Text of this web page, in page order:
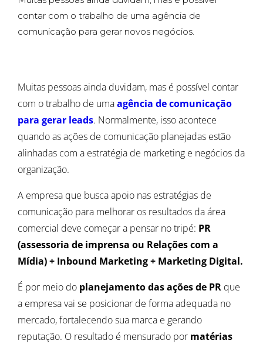
contar com o trabalho de uma agência de
comunicação para gerar novos negócios.
Muitas pessoas ainda duvidam, mas é possível contar
com o trabalho de umaagência de comunicação
para gerar leads. Normalmente, isso acontece
quando as ações de comunicação planejadas estão
alinhadas com a estratégia de marketing e negócios da
organização.
A empresa que busca apoio nas estratégias de
comunicação para melhorar os resultados da área
comercial deve começar a pensar no tripé: PR
(assessoria de imprensa ou Relações com a
Mídia) + Inbound Marketing + Marketing Digital.
É por meio do planejamento das ações de PRque
a empresa vai se posicionar de forma adequada no
mercado, fortalecendo sua marca e gerando
reputação. O resultado é mensurado por matérias